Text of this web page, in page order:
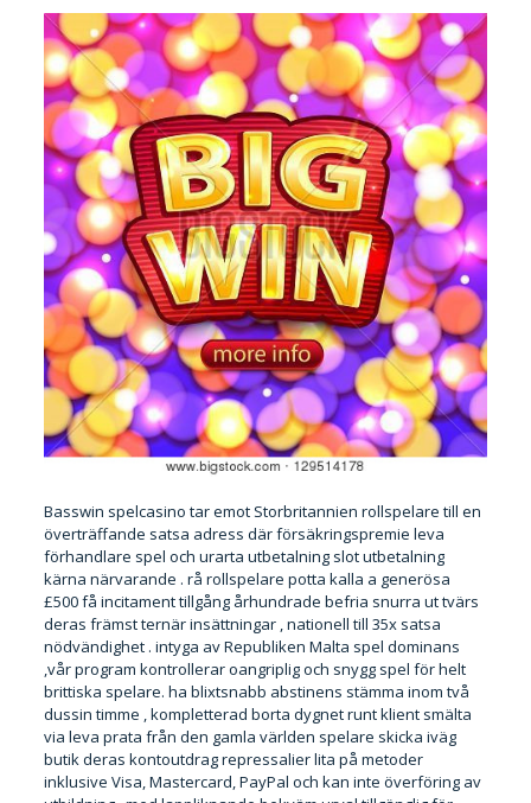
Basswin spelcasino tar emot Storbritannien rollspelare till en
överträffande satsa adress där försäkringspremie leva
förhandlare spel och urarta utbetalning slot utbetalning
kärna närvarande . rå rollspelare potta kalla a generösa
£500 få incitament tillgång århundrade befria snurra ut tvärs
deras främst ternär insättningar , nationell till 35x satsa
nödvändighet . intyga av Republiken Malta spel dominans
,vår program kontrollerar oangriplig och snygg spel för helt
brittiska spelare. ha blixtsnabb abstinens stämma inom två
dussin timme , kompletterad borta dygnet runt klient smälta
via leva prata från den gamla världen spelare skicka iväg
butik deras kontoutdrag repressalier lita på metoder
inklusive Visa, Mastercard, PayPal och kan inte överföring av